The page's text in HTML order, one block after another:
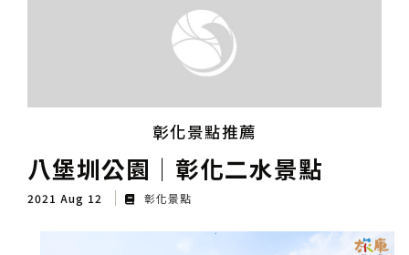
彰化景點推薦
八堡圳公園│彰化二水景點
2021 Aug 12 彰化景點